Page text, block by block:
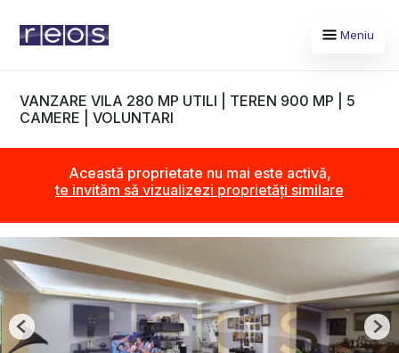
Meniu
VANZARE VILA 280 MP UTILI | TEREN 900 MP | 5
CAMERE | VOLUNTARI
Această proprietate nu mai este activă,
te invităm să vizualizezi proprietăți similare
Previous